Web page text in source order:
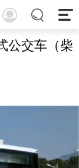
公交车（柴